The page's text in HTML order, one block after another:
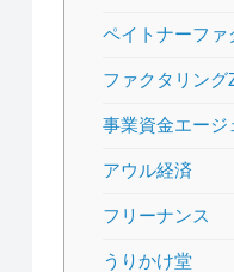
ペイトナーフ
ファクタリン
事業資金エー
アウル経済
フリーナンス
うりかけ堂